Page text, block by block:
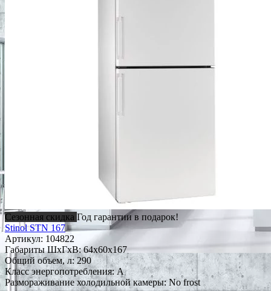
Сезонная скидка Год гарантии в подарок!
Stinol STN 167
Артикул: 104822
Габариты ШxГxВ: 64x60x167
Общий объем, л: 290
Класс энергопотребления: A
Размораживание холодильной камеры: No frost